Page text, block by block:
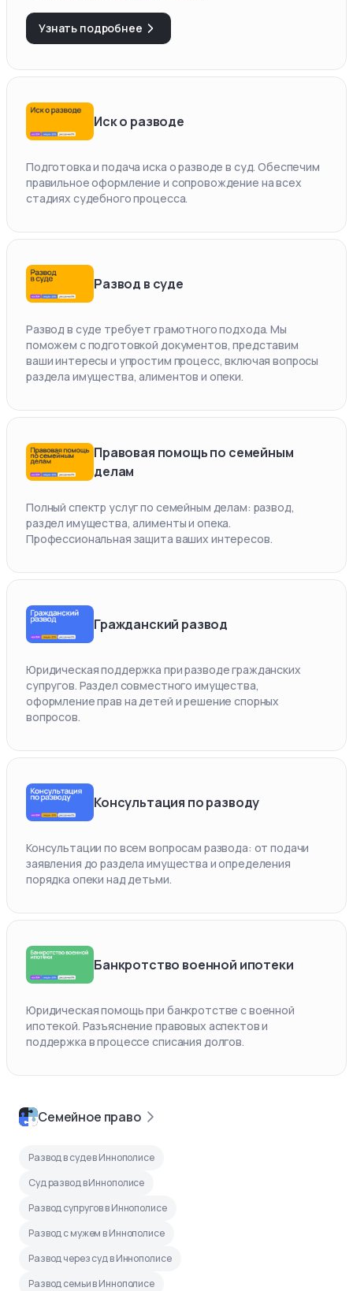
Узнать подробнее
Иск о разводе
Подготовка и подача иска о разводе в суд. Обеспечим
правильное оформление и сопровождение на всех
стадиях судебного процесса.
Развод в суде
Развод в суде требует грамотного подхода. Мы
поможем с подготовкой документов, представим
ваши интересы и упростим процесс, включая вопросы
раздела имущества, алиментов и опеки.
Правовая помощь по семейным
делам
Полный спектр услуг по семейным делам: развод,
раздел имущества, алименты и опека.
Профессиональная защита ваших интересов.
Гражданский развод
Юридическая поддержка при разводе гражданских
супругов. Раздел совместного имущества,
оформление прав на детей и решение спорных
вопросов.
Консультация по разводу
Консультации по всем вопросам развода: от подачи
заявления до раздела имущества и определения
порядка опеки над детьми.
Банкротство военной ипотеки
Юридическая помощь при банкротстве с военной
ипотекой. Разъяснение правовых аспектов и
поддержка в процессе списания долгов.
Семейное право
Развод в суде в Иннополисе
Суд развод в Иннополисе
Развод супругов в Иннополисе
Развод с мужем в Иннополисе
Развод через суд в Иннополисе
Развод семьи в Иннополисе